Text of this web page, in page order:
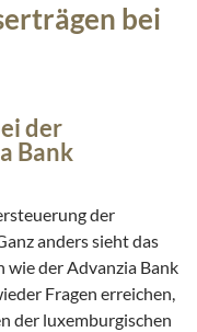
bei
der
Bank
der
anders sieht das
wie der Advanzia Bank
Fragen erreichen,
der luxemburgischen